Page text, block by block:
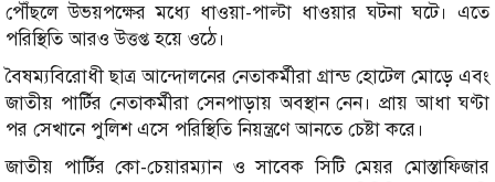
পৌঁছলে উভয়পক্ষের মধ্যে ধাওয়া-পাল্টা ধাওয়ার ঘটনা ঘটে। এতে
পরিস্থিতি আরও উত্তপ্ত হয়ে ওঠে।
বৈষম্যবিরোধী ছাত্র আন্দোলনের নেতাকর্মীরা গ্রান্ড হোটেল মোড়ে এবং
জাতীয় পার্টির নেতাকর্মীরা সেনপাড়ায় অবস্থান নেন। প্রায় আধা ঘণ্টা
পর সেখানে পুলিশ এসে পরিস্থিতি নিয়ন্ত্রণে আনতে চেষ্টা করে।
জাতীয় পার্টির কো-চেয়ারম্যান ও সাবেক সিটি মেয়র মোস্তাফিজার